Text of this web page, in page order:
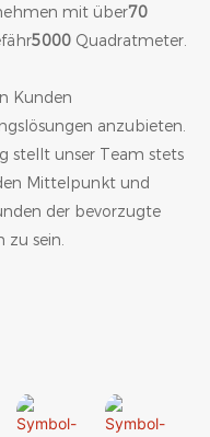
mit über70
5000 Quadratmeter.
Kunden
anzubieten.
stellt unser Team stets
Mittelpunkt und
der bevorzugte
sein.